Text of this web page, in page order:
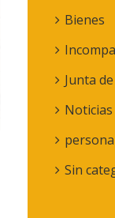
Bienes
Junta
Noticias
Sin